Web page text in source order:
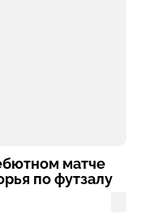
матче
по футзалу